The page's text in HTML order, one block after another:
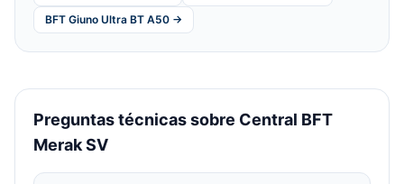
BFT Giuno Ultra BT A50 →
Preguntas técnicas sobre Central BFT
Merak SV